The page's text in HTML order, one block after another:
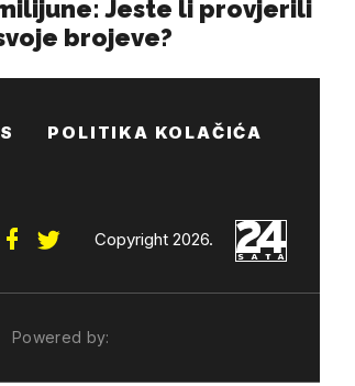
POLITIKA KOLAČIĆA
Copyright 2026.
Powered by: